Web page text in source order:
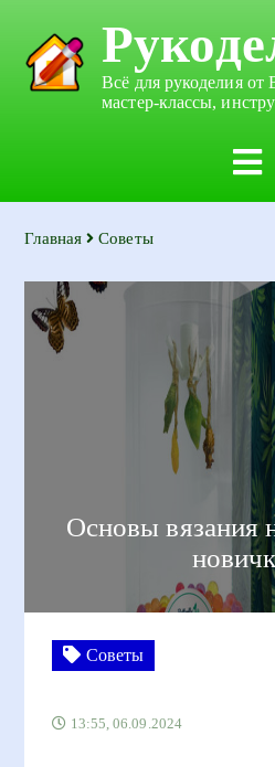
Всё для рукоделия от
мастер-классы,
Главная Советы
Основы вязания
Советы
13:55, 06.09.2024